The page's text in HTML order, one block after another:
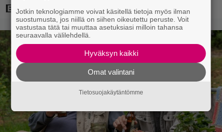
Jotkin teknologiamme voivat käsitellä tietoja myös ilman
suostumusta, jos niillä on siihen oikeutettu peruste. Voit
vastustaa tätä tai muuttaa asetuksiasi milloin tahansa
seuraavalla välilehdellä.
Hyväksyn kaikki
Omat valintani
Tietosuojakäytäntömme